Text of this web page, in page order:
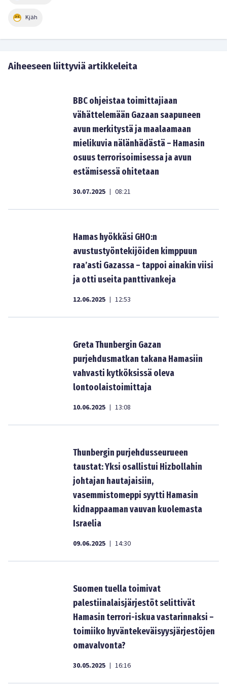
Kjäh
Aiheeseen liittyviä artikkeleita
BBC ohjeistaa toimittajiaan
vähättelemään Gazaan saapuneen
avun merkitystä ja maalaamaan
mielikuvia nälänhädästä – Hamasin
osuus terrorisoimisessa ja avun
estämisessä ohitetaan
30.07.2025 | 08:21
Hamas hyökkäsi GHO:n
avustustyöntekijöiden kimppuun
raa’asti Gazassa – tappoi ainakin viisi
ja otti useita panttivankeja
12.06.2025 | 12:53
Greta Thunbergin Gazan
purjehdusmatkan takana Hamasiin
vahvasti kytköksissä oleva
lontoolaistoimittaja
10.06.2025 | 13:08
Thunbergin purjehdusseurueen
taustat: Yksi osallistui Hizbollahin
johtajan hautajaisiin,
vasemmistomeppi syytti Hamasin
kidnappaaman vauvan kuolemasta
Israelia
09.06.2025 | 14:30
Suomen tuella toimivat
palestiinalaisjärjestöt selittivät
Hamasin terrori-iskua vastarinnaksi –
toimiiko hyväntekeväisyysjärjestöjen
omavalvonta?
30.05.2025 | 16:16